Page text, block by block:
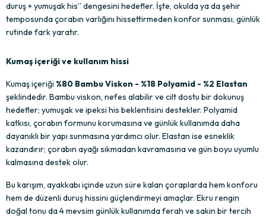
duruş + yumuşak his” dengesini hedefler. İşte, okulda ya da şehir
temposunda çorabın varlığını hissettirmeden konfor sunması, günlük
rutinde fark yaratır.
Kumaş içeriği ve kullanım hissi
Kumaş içeriği %80 Bambu Viskon - %18 Polyamid - %2 Elastan
şeklindedir. Bambu viskon, nefes alabilir ve cilt dostu bir dokunuş
hedefler; yumuşak ve ipeksi his beklentisini destekler. Polyamid
katkısı, çorabın formunu korumasına ve günlük kullanımda daha
dayanıklı bir yapı sunmasına yardımcı olur. Elastan ise esneklik
kazandırır; çorabın ayağı sıkmadan kavramasına ve gün boyu uyumlu
kalmasına destek olur.
Bu karışım, ayakkabı içinde uzun süre kalan çoraplarda hem konforu
hem de düzenli duruş hissini güçlendirmeyi amaçlar. Ekru rengin
doğal tonu da 4 mevsim günlük kullanımda ferah ve sakin bir tercih